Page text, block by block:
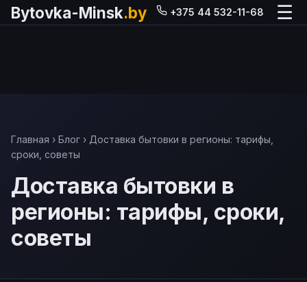
Bytovka-Minsk.by +375 44 532-11-68 ☰
Главная › Блог › Доставка бытовки в регионы: тарифы,
сроки, советы
Доставка бытовки в
регионы: тарифы, сроки,
советы